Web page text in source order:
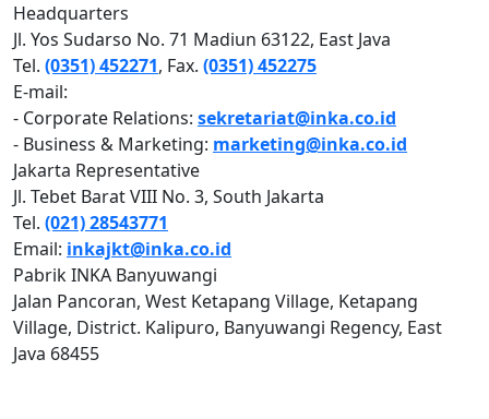
Headquarters
Jl. Yos Sudarso No. 71 Madiun 63122, East Java
Tel. (0351) 452271, Fax. (0351) 452275
E-mail:
- Corporate Relations: sekretariat@inka.co.id
- Business & Marketing: marketing@inka.co.id
Jakarta Representative
Jl. Tebet Barat VIII No. 3, South Jakarta
Tel. (021) 28543771
Email: inkajkt@inka.co.id
Pabrik INKA Banyuwangi
Jalan Pancoran, West Ketapang Village, Ketapang
Village, District. Kalipuro, Banyuwangi Regency, East
Java 68455